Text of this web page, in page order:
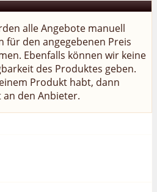
alle Angebote manuell
für den angegebenen Preis
Ebenfalls können wir keine
des Produktes geben.
Produkt habt, dann
den Anbieter.